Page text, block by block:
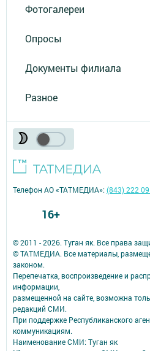
Фотогалереи
Опросы
Документы филиала
Разное
© 2011 - 2026. Туган як. Все права
© ТАТМЕДИА. Все материалы,
законом.
Перепечатка, воспроизведение и
информации,
размещенной на сайте, возможна
редакций СМИ.
При поддержке Республиканского
коммуникациям.
Наименование СМИ: Туган як
Телефон АО «ТАТМЕДИА»:(843) 222
16+